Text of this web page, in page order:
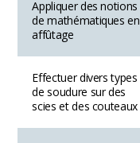
Appliquer des notions
de mathématiques en
affûtage
Effectuer divers types
de soudure sur des
scies et des couteaux